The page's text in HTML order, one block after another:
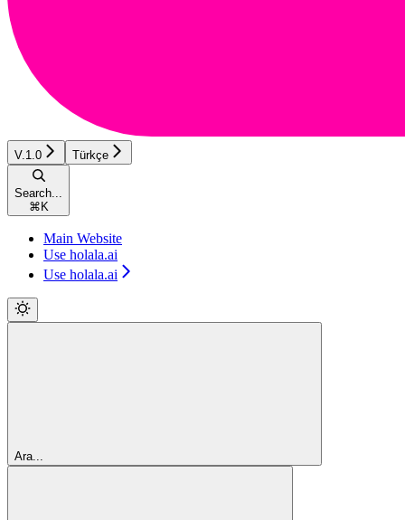
V.1.0 Türkçe
Search...
⌘ K
Main Website
Use holala.ai
Use holala.ai
Ara...